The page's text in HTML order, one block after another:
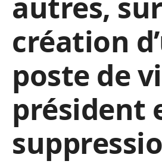
création
poste de
président